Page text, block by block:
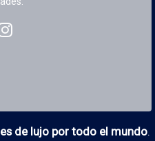
de lujo por todo el mundo.